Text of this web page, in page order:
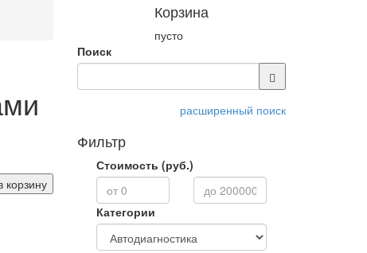
корзину
Корзина
пусто
Поиск
расширенный поиск
Фильтр
Стоимость (руб.)
Категории